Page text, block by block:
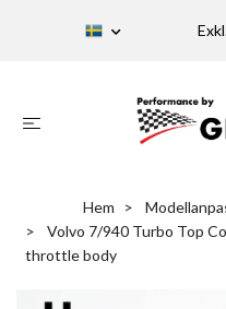
Hem
Volvo 7/940 Turbo Top
throttle body